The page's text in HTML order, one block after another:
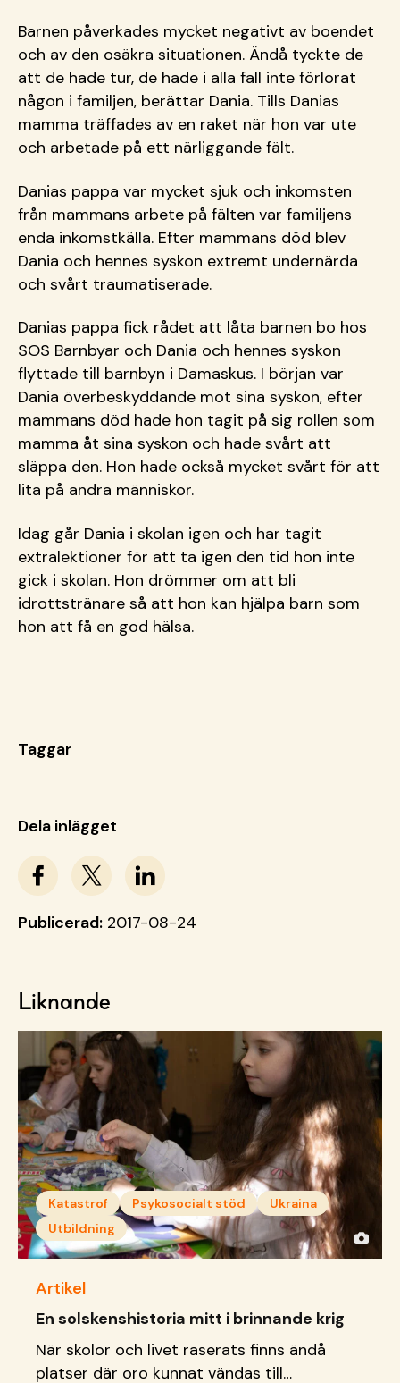
Barnen påverkades mycket negativt av boendet
och av den osäkra situationen. Ändå tyckte de
att de hade tur, de hade i alla fall inte förlorat
någon i familjen, berättar Dania. Tills Danias
mamma träffades av en raket när hon var ute
och arbetade på ett närliggande fält.
Danias pappa var mycket sjuk och inkomsten
från mammans arbete på fälten var familjens
enda inkomstkälla. Efter mammans död blev
Dania och hennes syskon extremt undernärda
och svårt traumatiserade.
Danias pappa fick rådet att låta barnen bo hos
SOS Barnbyar och Dania och hennes syskon
flyttade till barnbyn i Damaskus. I början var
Dania överbeskyddande mot sina syskon, efter
mammans död hade hon tagit på sig rollen som
mamma åt sina syskon och hade svårt att
släppa den. Hon hade också mycket svårt för att
lita på andra människor.
Idag går Dania i skolan igen och har tagit
extralektioner för att ta igen den tid hon inte
gick i skolan. Hon drömmer om att bli
idrottstränare så att hon kan hjälpa barn som
hon att få en god hälsa.
Taggar
Dela inlägget
Publicerad: 2017-08-24
Liknande
Katastrof Psykosocialt stöd
Ukraina
Utbildning
Artikel
En solskenshistoria mitt i brinnande krig
När skolor och livet raserats finns ändå
platser där oro kunnat vändas till